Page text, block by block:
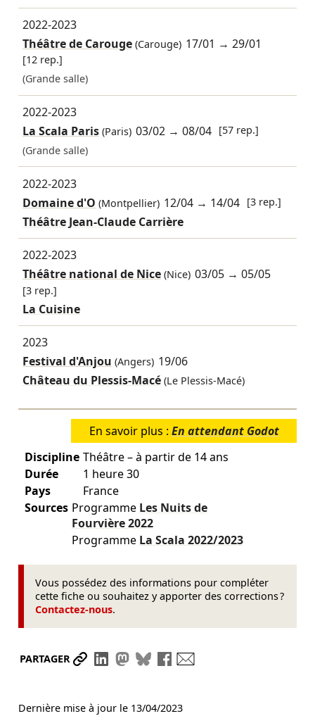
2022-2023
Théâtre de Carouge(Carouge) 17/01 →29/01
[12 rep.]
(Grande salle)
2022-2023
La Scala Paris(Paris) 03/02 →08/04 [57 rep.]
(Grande salle)
2022-2023
Domaine d'O (Montpellier) 12/04 → 14/04 [3 rep.]
Théâtre Jean-Claude Carrière
2022-2023
Théâtre national de Nice(Nice) 03/05 →05/05
[3 rep.]
La Cuisine
2023
Festival d'Anjou (Angers) 19/06
Château du Plessis-Macé (Le Plessis-Macé)
En savoir plus : En attendant Godot
Discipline Théâtre – à partir de 14 ans
Durée
1 heure 30
Pays
France
Sources Programme Les Nuits de
Fourvière2022
Programme La Scala 2022/2023
Vous possédez des informations pour compléter
cette fiche ou souhaitez y apporter des corrections ?
Contactez-nous.
PARTAGER Partager le lien
Partager sur LinkedIn
Partager sur Mastodon
Partager sur Bluesky
Partager sur Facebook
Dernière mise à jour le 13/04/2023